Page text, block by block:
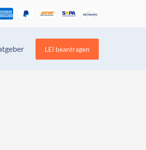
LEI beantragen